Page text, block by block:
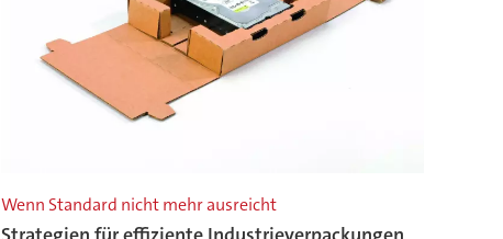
Wenn Standard nicht mehr ausreicht